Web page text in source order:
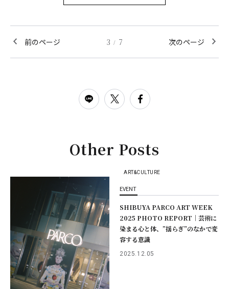
前のページ 3 / 7 次のページ
Other Posts
ART&CULTURE
EVENT
SHIBUYA PARCO ART WEEK
2025 PHOTO REPORT｜芸術に
染まる心と体、”揺らぎ”のなかで変
容する意識
2025.12.05